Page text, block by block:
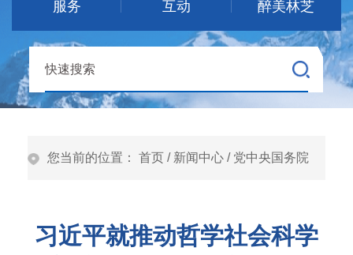
服务
互动 醉美林芝
您当前的位置： 首页 / 新闻中心 / 党中央国务院
习近平就推动哲学社会科学